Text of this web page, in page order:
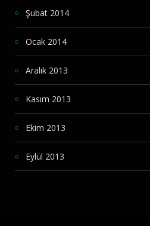
Şubat 2014
Ocak 2014
Aralık 2013
Kasım 2013
Ekim 2013
Eylül 2013